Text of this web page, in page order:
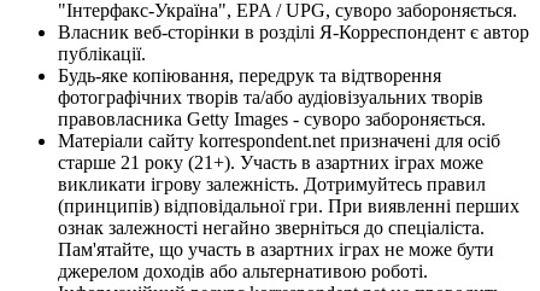
"Інтерфакс-Україна", EPA / UPG, суворо забороняється.
Власник веб-сторінки в розділі Я-Корреспондент є автор
публікації.
Будь-яке копіювання, передрук та відтворення
фотографічних творів та/або аудіовізуальних творів
правовласника Getty Images - суворо забороняється.
Матеріали сайту korrespondent.net призначені для осіб
старше 21 року (21+). Участь в азартних іграх може
викликати ігрову залежність. Дотримуйтесь правил
(принципів) відповідальної гри. При виявленні перших
ознак залежності негайно зверніться до спеціаліста.
Пам'ятайте, що участь в азартних іграх не може бути
джерелом доходів або альтернативою роботі.